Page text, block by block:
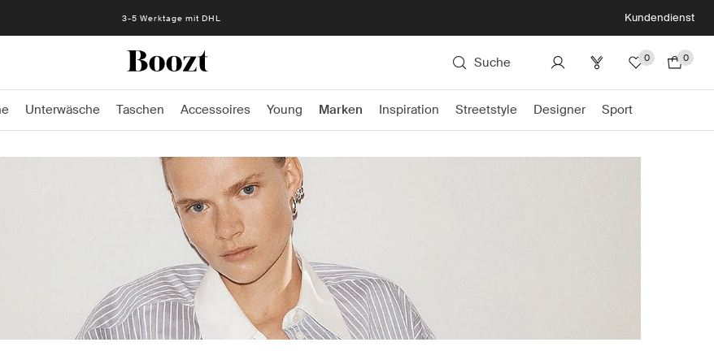
3-5 Werktage mit DHL Kundendienst
Suche 0 0
Unterwäsche Taschen Accessoires Young Marken Inspiration Streetstyle Designer Sport